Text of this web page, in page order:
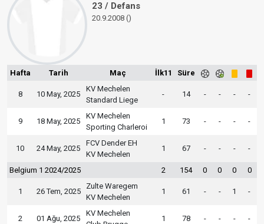
23 / Defans
20.9.2008 ()
Hafta Tarih Maç İlk11 Süre
8 10 May, 2025
KV Mechelen
Standard Liege
- 14 - - - -
9 18 May, 2025
KV Mechelen
Sporting Charleroi
1 73 - - - -
10 24 May, 2025
FCV Dender EH
KV Mechelen
1 67 - - - -
Belgium 1 2024/2025 2 154 0 0 0 0
1 26 Tem, 2025
Zulte Waregem
KV Mechelen
1 61 - - 1 -
2 01 Ağu, 2025
KV Mechelen
1 78 - - - -